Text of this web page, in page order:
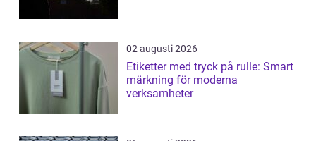
02 augusti 2026
Etiketter med tryck på rulle: Smart
märkning för moderna
verksamheter